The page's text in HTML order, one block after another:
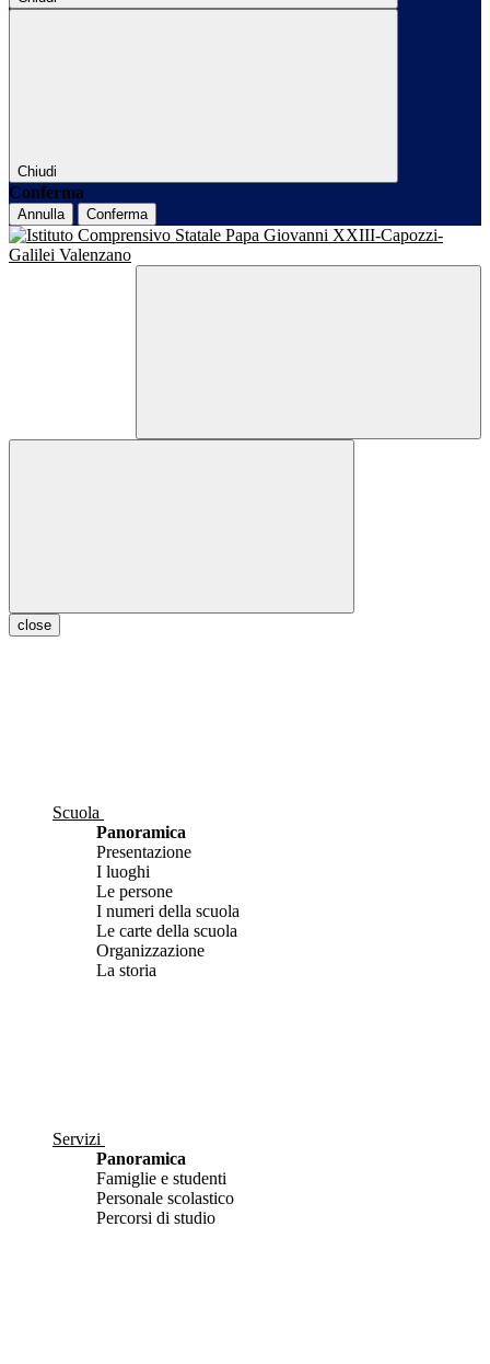
Chiudi
Conferma
Annulla Conferma
close
Scuola
Panoramica
Presentazione
I luoghi
Le persone
I numeri della scuola
Le carte della scuola
Organizzazione
La storia
Servizi
Panoramica
Famiglie e studenti
Personale scolastico
Percorsi di studio